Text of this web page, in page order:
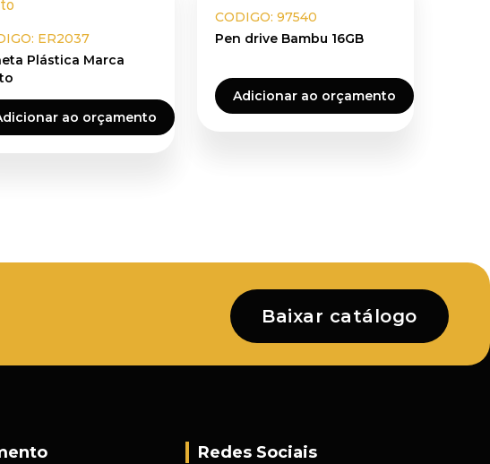
ER2037
Plástica Marca
ao orçamento
CODIGO: 97540
Pen drive Bambu 16GB
Adicionar ao orçamento
Baixar catálogo
Redes Sociais